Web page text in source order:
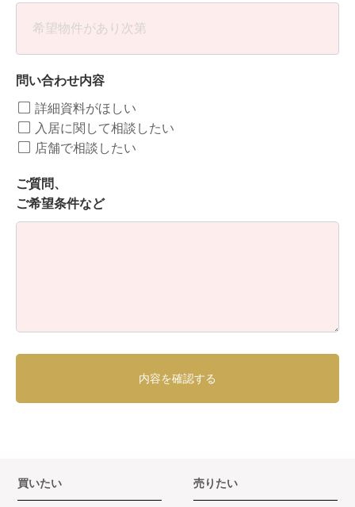
問い合わせ内容
詳細資料がほしい
入居に関して相談したい
店舗で相談したい
ご質問、
ご希望条件など
買いたい 売りたい